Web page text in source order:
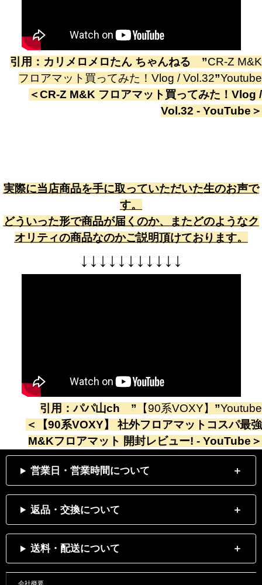
引用： カリメロメロたん ちゃんねる ”CR-Z M&K
フロアマット買ってみた！Vlog / Vol.32”Youtube
＜CR-Z M&K フロアマット買ってみた！Vlog /
Vol.32 - YouTube ＞
実際に当店商品を手に取っていただいた生のお声で
す。
どういった形で商品が届くのか、またどのようなク
オリティの商品なのかご説明頂けております。
↓ ↓ ↓ ↓ ↓ ↓ ↓ ↓ ↓ ↓ ↓
引用：パパ山ch ” 【90系VOXY】 ”Youtube
＜
【90系VOXY】 社外フロアマットコスパ最強
M&Kフロアマット 開封レビュー! - YouTube ＞
営業日・営業時間について
返品・交換について
送料・配送について
会社概要